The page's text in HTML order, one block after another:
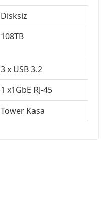
Disksiz
108TB
3 x USB 3.2
1 x1GbE RJ-45
Tower Kasa